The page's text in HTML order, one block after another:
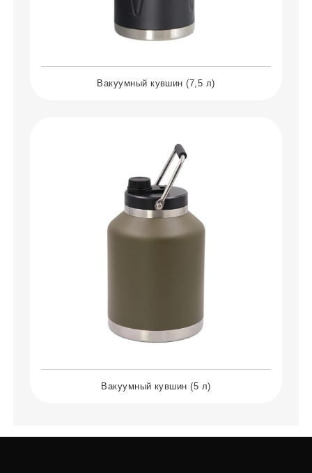
Вакуумный кувшин (7,5 л)
Вакуумный кувшин (5 л)